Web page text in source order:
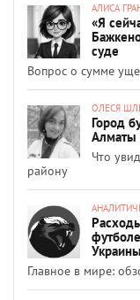
АЛИСА
«Я
суде
Вопрос о сумме
ОЛЕСЯ
Город
Алматы
Что
району
Украины
Главное в мире: